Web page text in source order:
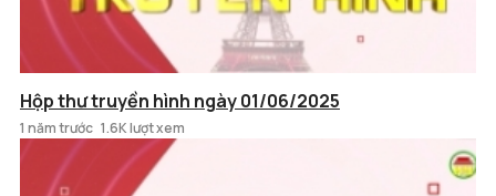
Hộp thư truyền hình ngày 01/06/2025
1 năm trước 1.6K lượt xem